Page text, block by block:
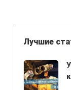
Лучшие